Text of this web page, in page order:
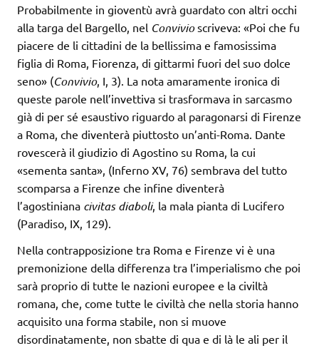
Probabilmente in gioventù avrà guardato con altri occhi
alla targa del Bargello, nel Convivioscriveva: «Poi che fu
piacere de li cittadini de la bellissima e famosissima
figlia di Roma, Fiorenza, di gittarmi fuori del suo dolce
seno» (Convivio, I, 3). La nota amaramente ironica di
queste parole nell’invettiva si trasformava in sarcasmo
già di per sé esaustivo riguardo al paragonarsi di Firenze
a Roma, che diventerà piuttosto un’anti-Roma. Dante
rovescerà il giudizio di Agostino su Roma, la cui
«sementa santa», (Inferno XV, 76) sembrava del tutto
scomparsa a Firenze che infine diventerà
l’agostiniana civitas diaboli, la mala pianta di Lucifero
(Paradiso, IX, 129).
Nella contrapposizione tra Roma e Firenze vi è una
premonizione della differenza tra l’imperialismo che poi
sarà proprio di tutte le nazioni europee e la civiltà
romana, che, come tutte le civiltà che nella storia hanno
acquisito una forma stabile, non si muove
disordinatamente, non sbatte di qua e di là le ali per il